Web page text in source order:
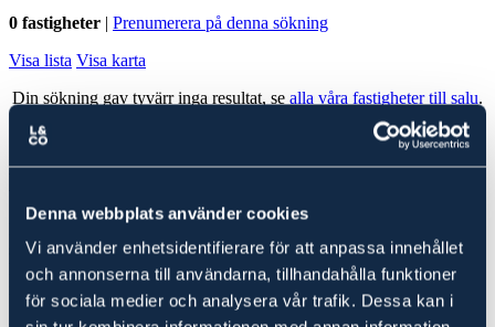
Denna webbplats använder cookies
Vi använder enhetsidentifierare för att anpassa innehållet
och annonserna till användarna, tillhandahålla funktioner
för sociala medier och analysera vår trafik. Dessa kan i
0 fastigheter | Prenumerera på denna sökning
Visa lista Visa karta
Din sökning gav tyvärr inga resultat, se alla våra fastigheter till salu.
Ludvig & Co Fastighetsförmedling är landets största förmedlare av
skog- och lantbruksfastigheter. Vi hjälper också varje år många
kunder att köpa en fastighet genom att ge rådgivning till spekulanter
i form av köp- och investeringskalkyler samt värdering.